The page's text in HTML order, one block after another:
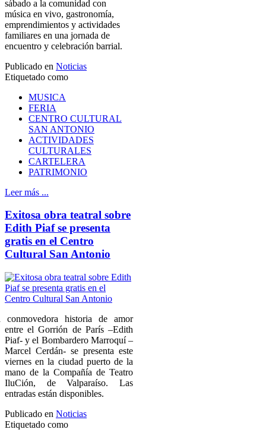
sábado a la comunidad con
música en vivo, gastronomía,
emprendimientos y actividades
familiares en una jornada de
encuentro y celebración barrial.
Publicado en Noticias
Etiquetado como
MUSICA
FERIA
CENTRO CULTURAL
SAN ANTONIO
ACTIVIDADES
CULTURALES
CARTELERA
PATRIMONIO
Leer más ...
Exitosa obra teatral sobre
Edith Piaf se presenta
gratis en el Centro
Cultural San Antonio
conmovedora historia de amor
entre el Gorrión de París –Edith
Piaf- y el Bombardero Marroquí –
Marcel Cerdán- se presenta este
viernes en la ciudad puerto de la
mano de la Compañía de Teatro
IluCión, de Valparaíso. Las
entradas están disponibles.
Publicado en Noticias
Etiquetado como